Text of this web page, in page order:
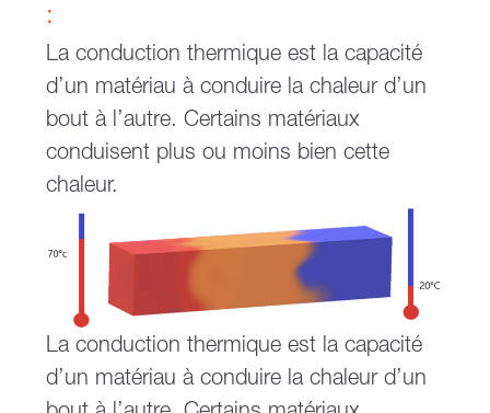
:
La conduction thermique est la capacité
d’un matériau à conduire la chaleur d’un
bout à l’autre. Certains matériaux
conduisent plus ou moins bien cette
chaleur.
La conduction thermique est la capacité
d’un matériau à conduire la chaleur d’un